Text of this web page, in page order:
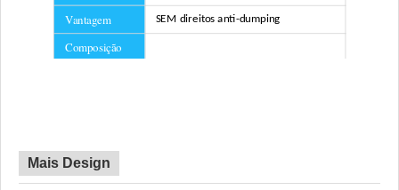
Vantagem SEM direitos anti-dumping
Composição
Mais Design